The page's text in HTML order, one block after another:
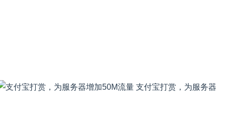
支付宝打赏，为服务器